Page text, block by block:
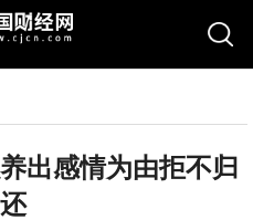
出感情为由拒不归
还